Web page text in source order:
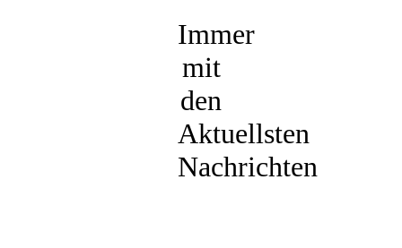
Immer
mit
den
Aktuellsten
Nachrichten